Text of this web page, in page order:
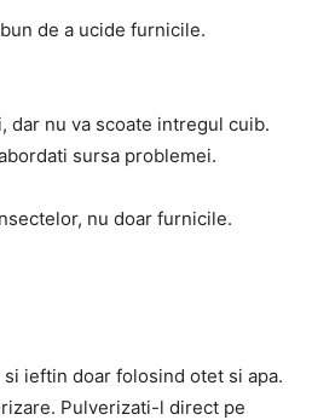
de a ucide furnicile.
dar nu va scoate intregul cuib.
sursa problemei.
nu doar furnicile.
ieftin doar folosind otet si apa.
Pulverizati-l direct pe